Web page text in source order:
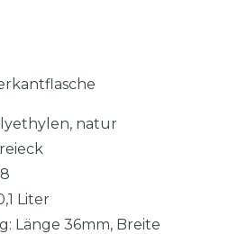
natur
Liter
Länge 36mm, Breite